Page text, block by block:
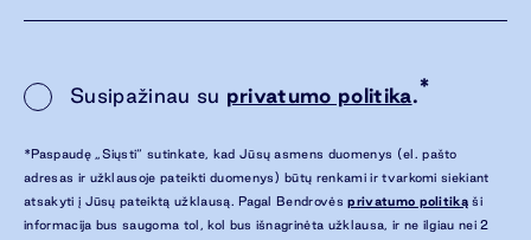
Susipažinau su privatumo politika.*
*Paspaudę „Siųsti“ sutinkate, kad Jūsų asmens duomenys (el. pašto
adresas ir užklausoje pateikti duomenys) būtų renkami ir tvarkomi siekiant
atsakyti į Jūsų pateiktą užklausą. Pagal Bendrovėsprivatumo politiką ši
informacija bus saugoma tol, kol bus išnagrinėta užklausa, ir ne ilgiau nei 2